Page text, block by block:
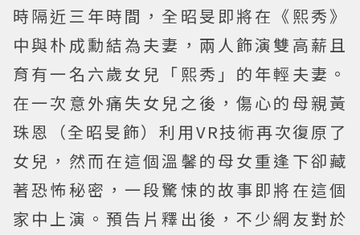
時隔近三年時間，全昭旻即將在《熙秀》
中與朴成勳結為夫妻，兩人飾演雙高薪且
育有一名六歲女兒「熙秀」的年輕夫妻。
在一次意外痛失女兒之後，傷心的母親黃
珠恩（全昭旻飾）利用VR技術再次復原了
女兒，然而在這個溫馨的母女重逢下卻藏
著恐怖秘密，一段驚悚的故事即將在這個
家中上演。預告片釋出後，不少網友對於